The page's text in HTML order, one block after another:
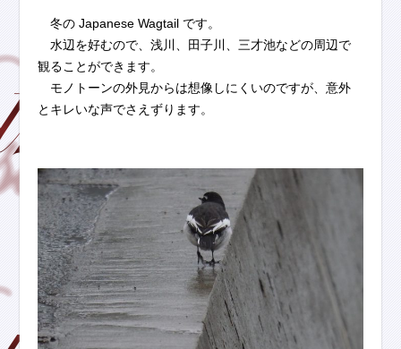
冬の Japanese Wagtail です。
水辺を好むので、浅川、田子川、三才池などの周辺で
観ることができます。
モノトーンの外見からは想像しにくいのですが、意外
とキレいな声でさえずります。